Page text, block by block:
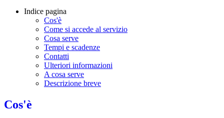
Indice pagina
Cos'è
Come si accede al servizio
Cosa serve
Tempi e scadenze
Contatti
Ulteriori informazioni
A cosa serve
Descrizione breve
Cos'è